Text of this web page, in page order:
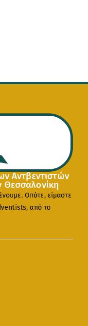
Αντβεντιστών
Θεσσαλονίκη
Οπότε, είμαστε
από το